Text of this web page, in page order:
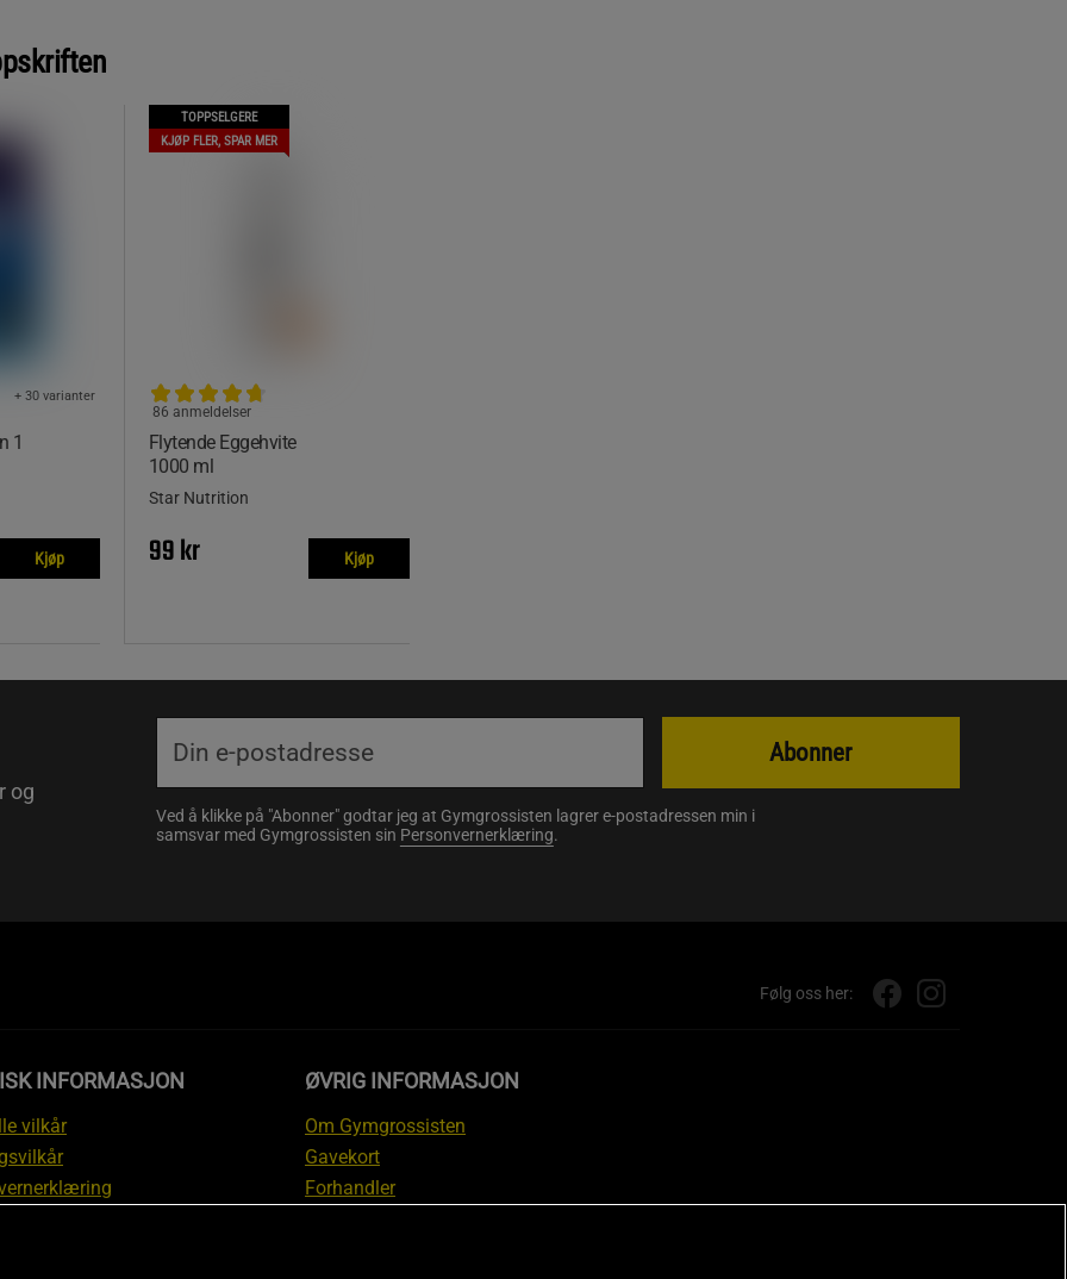
1
+ 30 varianter
Kjøp
TOPPSELGERE
KJØP FLER, SPAR MER
Flytende Eggehvite
1000 ml
86 anmeldelser
Star Nutrition
99 kr Kjøp
og
Ved å klikke på "Abonner" godtar jeg at Gymgrossisten lagrer e-postadressen min i
samsvar med Gymgrossisten sin Personvernerklæring.
Abonner
Følg oss her:
INFORMASJON
vilkår
ØVRIG INFORMASJON
Om Gymgrossisten
Gavekort
Forhandler